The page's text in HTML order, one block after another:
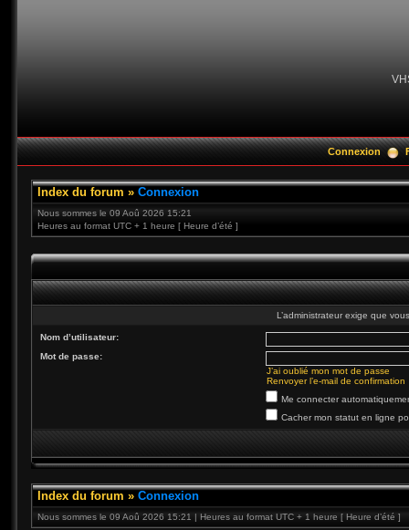
Connexion
Index du forum » Connexion
Nous sommes le 09 Aoû 2026 15:21
Heures au format UTC + 1 heure [ Heure d’été ]
L’administrateur exige que
Nom d’utilisateur:
Mot de passe:
J’ai oublié mon mot de passe
Renvoyer l’e-mail de confirmation
Me connecter
Cacher mon statut en ligne
Index du forum » Connexion
Nous sommes le 09 Aoû 2026 15:21 | Heures au format UTC + 1 heure [ Heure d’été ]